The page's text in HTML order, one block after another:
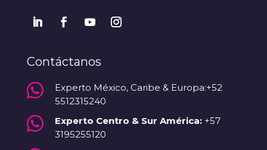
Contáctanos

Experto México, Caribe & Europa:+52
5512315240
 Experto Centro & Sur América: +57
3195255120